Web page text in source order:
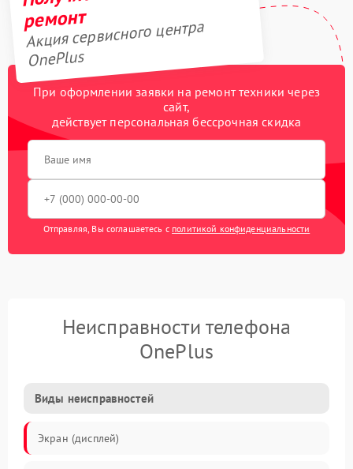
ремонт
Акция сервисного центра
OnePlus
При оформлении заявки на ремонт техники через
сайт,
действует персональная бессрочная скидка
Отправляя, Вы соглашаетесь с политикой конфиденциальности
Неисправности телефона
OnePlus
Виды неисправностей
Экран (дисплей)